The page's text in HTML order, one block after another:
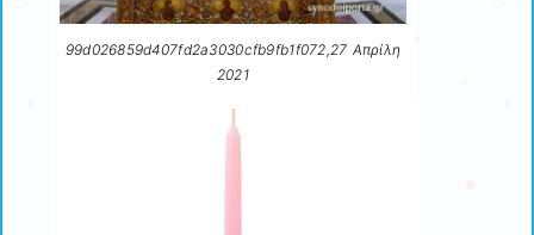
99d026859d407fd2a3030cfb9fb1f072,27 Απρίλη
2021